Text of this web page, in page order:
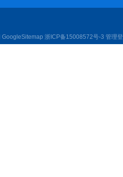
GoogleSitemap 浙ICP备15008572号-3 管理